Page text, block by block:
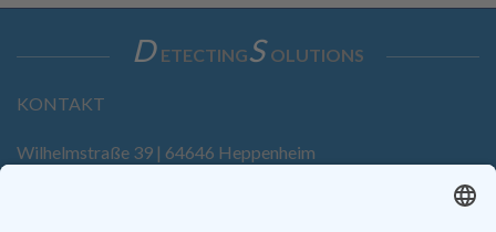
D ETECTINGS OLUTIONS
KONTAKT
Wilhelmstraße 39 | 64646 Heppenheim